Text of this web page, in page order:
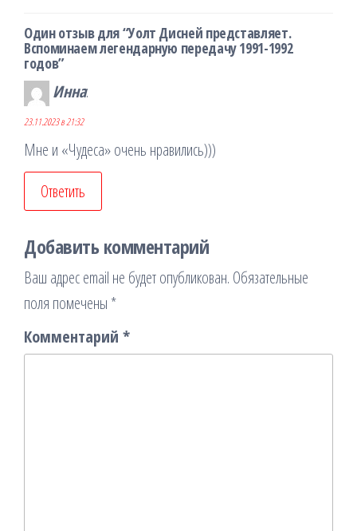
Один отзыв для “Уолт Дисней представляет.
Вспоминаем легендарную передачу 1991-1992
годов”
Инна:
23.11.2023 в 21:32
Мне и «Чудеса» очень нравились)))
Ответить
Добавить комментарий
Ваш адрес email не будет опубликован. Обязательные
поля помечены *
Комментарий *